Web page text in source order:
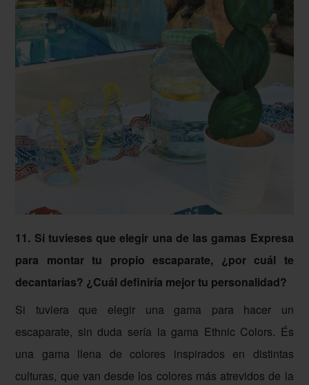
11. Si tuvieses que elegir una de las gamas Expresa
para montar tu propio escaparate, ¿por cuál te
decantarías? ¿Cuál definiría mejor tu personalidad?
Si tuviera que elegir una gama para hacer un
escaparate, sin duda sería la gama Ethnic Colors. És
una gama llena de colores inspirados en distintas
culturas, que van desde los colores más atrevidos de la